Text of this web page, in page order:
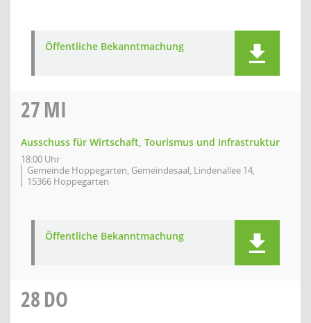
Öffentliche Bekanntmachung
27MI
Ausschuss für Wirtschaft, Tourismus und Infrastruktur
18:00 Uhr
Gemeinde Hoppegarten, Gemeindesaal, Lindenallee 14,
15366 Hoppegarten
Öffentliche Bekanntmachung
28DO